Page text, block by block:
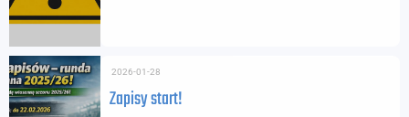
Zapisy start!
2026-01-28